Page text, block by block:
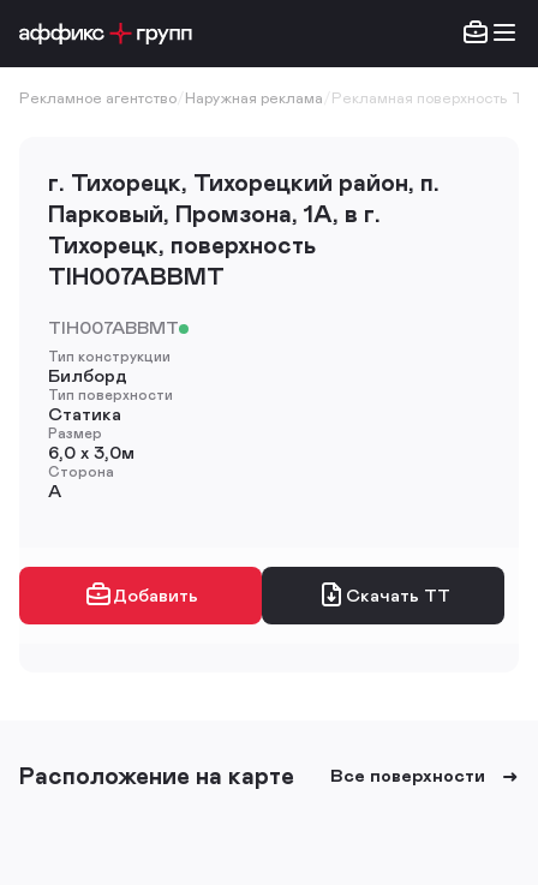
Рекламное агентство Наружная реклама Рекламная поверхность
г. Тихорецк, Тихорецкий район, п.
Парковый, Промзона, 1А, в г.
Тихорецк, поверхность
TIH007ABBMT
TIH007ABBMT
Тип конструкции
Билборд
Тип поверхности
Статика
Размер
6,0 х 3,0м
Сторона
A
Добавить Скачать ТТ
Расположение на карте Все поверхности